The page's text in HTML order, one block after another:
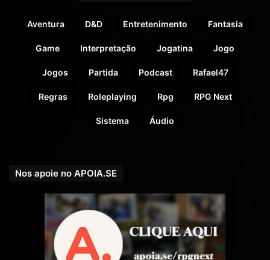
Aventura D&D Entretenimento Fantasia
Game Interpretação Jogatina Jogo
Jogos Partida Podcast Rafael47
Regras Roleplaying Rpg RPG Next
Sistema Áudio
Nos apoie no APOIA.SE